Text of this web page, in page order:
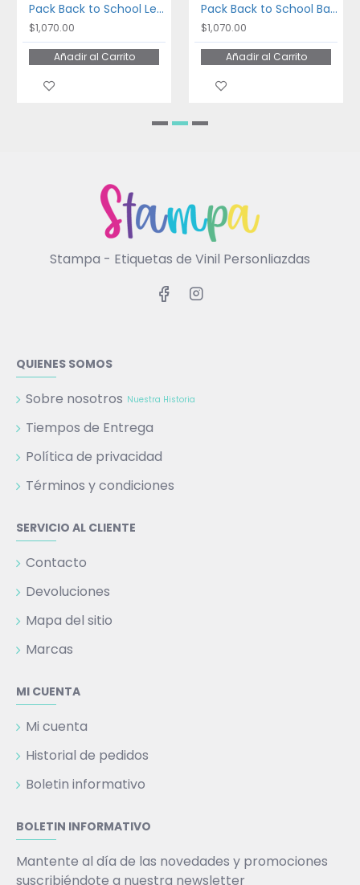
Pack Back to School Let's Dance
$1,070.00
Añadir al Carrito
Pack Back to School Back To School Animals
$1,070.00
Añadir al Carrito
Stampa - Etiquetas de Vinil Personliazdas
QUIENES SOMOS
Sobre nosotros Nuestra Historia
Tiempos de Entrega
Política de privacidad
Términos y condiciones
SERVICIO AL CLIENTE
Contacto
Devoluciones
Mapa del sitio
Marcas
MI CUENTA
Mi cuenta
Historial de pedidos
Boletin informativo
BOLETIN INFORMATIVO
Mantente al día de las novedades y promociones
suscribiéndote a nuestra newsletter